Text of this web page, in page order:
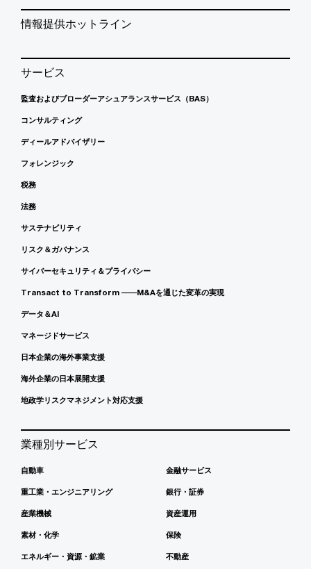
情報提供ホットライン
サービス
監査およびブローダーアシュアランスサービス（BAS）
コンサルティング
ディールアドバイザリー
フォレンジック
税務
法務
サステナビリティ
リスク＆ガバナンス
サイバーセキュリティ＆プライバシー
Transact to Transform ――M&Aを通じた変革の実現
データ＆AI
マネージドサービス
日本企業の海外事業支援
海外企業の日本展開支援
地政学リスクマネジメント対応支援
業種別サービス
自動車
重工業・エンジニアリング
産業機械
素材・化学
エネルギー・資源・鉱業
金融サービス
銀行・証券
資産運用
保険
不動産